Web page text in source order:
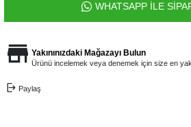
WHATSAPP İLE
Yakınınızdaki Mağazayı Bulun
Ürünü incelemek veya denemek için size en
Paylaş